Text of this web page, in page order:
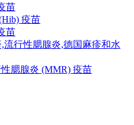
苗
疫苗
苗
流行性腮腺炎,德国麻疹和水
腮腺炎 (MMR) 疫苗